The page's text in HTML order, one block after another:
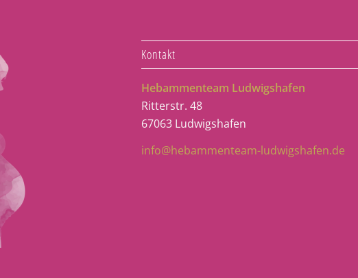
Kontakt
Hebammenteam Ludwigshafen
Ritterstr. 48
67063 Ludwigshafen
info@hebammenteam-ludwigshafen.de